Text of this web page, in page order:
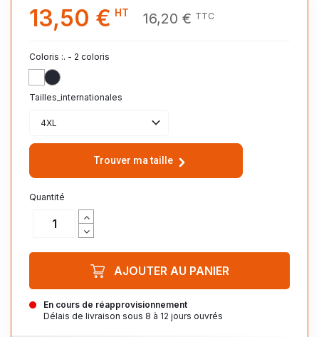
13,50 € HT 16,20 € TTC
Coloris :. - 2 coloris
BLANC_102
FRENCH_MARINE_319
Tailles_internationales
4XL
Trouver ma taille
Quantité
En cours de réapprovisionnement
Délais de livraison sous 8 à 12 jours ouvrés
AJOUTER AU PANIER